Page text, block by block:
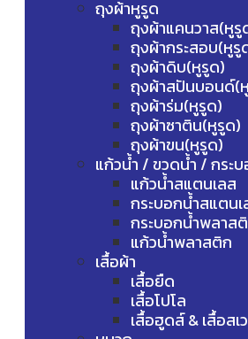
ถุงผ้าหูรูด
ถุงผ้าแคนวาส(หูรู
ถุงผ้ากระสอบ(หูรู
ถุงผ้าดิบ(หูรูด)
ถุงผ้าสปันบอนด์(
ถุงผ้าร่ม(หูรูด)
ถุงผ้าซาติน(หูรูด)
ถุงผ้าขน(หูรูด)
แก้วน้ำ / ขวดน้ำ / กระ
แก้วน้ำสแตนเลส
กระบอกน้ำสแตน
กระบอกน้ำพลาส
แก้วน้ำพลาสติก
เสื้อผ้า
เสื้อยืด
เสื้อโปโล
เสื้อฮูดส์ & เสื้อสเ